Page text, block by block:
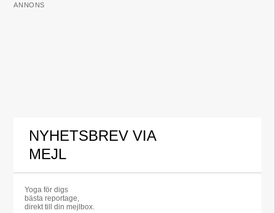
ANNONS
NYHETSBREV VIA
MEJL
Yoga för digs
bästa reportage,
direkt till din mejlbox.